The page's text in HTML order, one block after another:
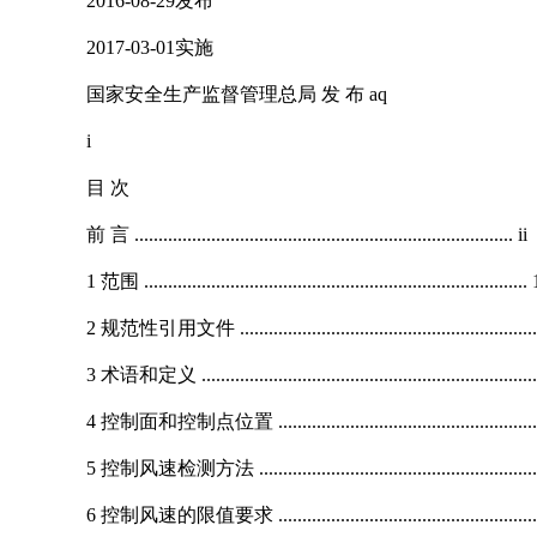
2017-03-01实施
国家安全生产监督管理总局 发 布 aq
i
目 次
前 言 ............................................................................... ii
1 范围 ................................................................................ 1
2 规范性引用文件
3 术语和定义
4 控制面和控制点位置
5 控制风速检测方法
6 控制风速的限值要求